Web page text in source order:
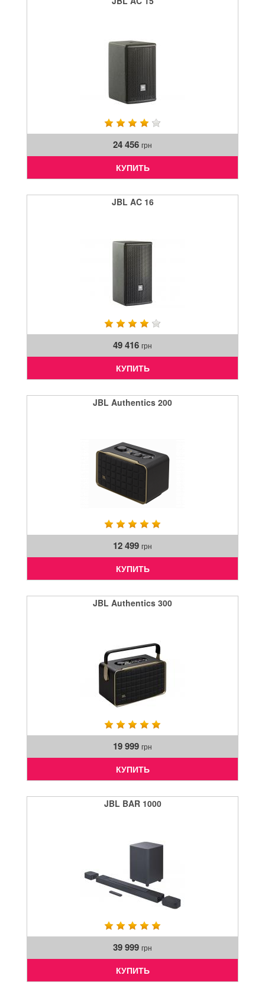
24 456 грн
КУПИТЬ
JBL AC 16
49 416 грн
КУПИТЬ
JBL Authentics 200
12 499 грн
КУПИТЬ
JBL Authentics 300
19 999 грн
КУПИТЬ
JBL BAR 1000
39 999 грн
КУПИТЬ